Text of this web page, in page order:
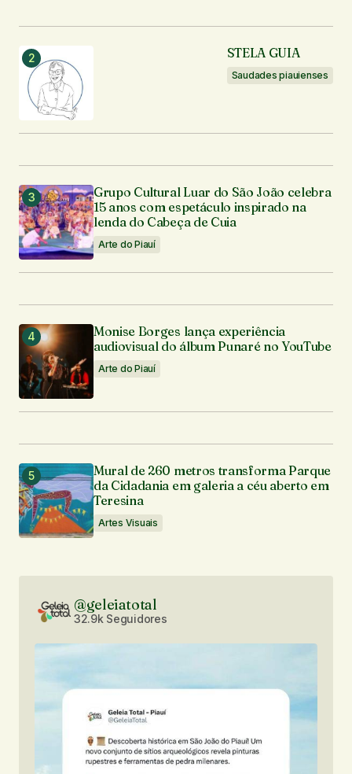
STELA GUIA
Saudades piauienses
Grupo Cultural Luar do São João celebra
15 anos com espetáculo inspirado na
lenda do Cabeça de Cuia
Arte do Piauí
Monise Borges lança experiência
audiovisual do álbum Punaré no YouTube
Arte do Piauí
Mural de 260 metros transforma Parque
da Cidadania em galeria a céu aberto em
Teresina
Artes Visuais
@geleiatotal
32.9k Seguidores